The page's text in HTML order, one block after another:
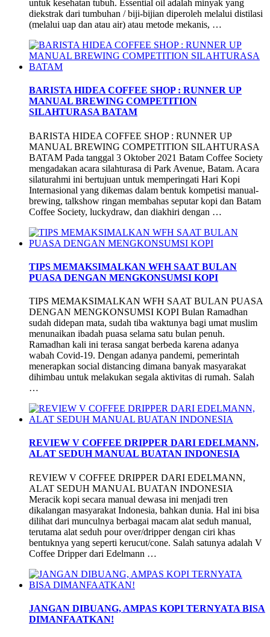
untuk kesehatan tubuh. Essential oil adalah minyak yang
diekstrak dari tumbuhan / biji-bijian diperoleh melalui distilasi
(melalui uap dan atau air) atau metode mekanis, …
BARISTA HIDEA COFFEE SHOP : RUNNER UP
MANUAL BREWING COMPETITION
SILAHTURASA BATAM
BARISTA HIDEA COFFEE SHOP : RUNNER UP
MANUAL BREWING COMPETITION SILAHTURASA
BATAM Pada tanggal 3 Oktober 2021 Batam Coffee Society
mengadakan acara silahturasa di Park Avenue, Batam. Acara
silaturahmi ini bertujuan untuk memperingati Hari Kopi
Internasional yang dikemas dalam bentuk kompetisi manual-
brewing, talkshow ringan membahas seputar kopi dan Batam
Coffee Society, luckydraw, dan diakhiri dengan …
TIPS MEMAKSIMALKAN WFH SAAT BULAN
PUASA DENGAN MENGKONSUMSI KOPI
TIPS MEMAKSIMALKAN WFH SAAT BULAN PUASA
DENGAN MENGKONSUMSI KOPI Bulan Ramadhan
sudah didepan mata, sudah tiba waktunya bagi umat muslim
menunaikan ibadah puasa selama satu bulan penuh.
Ramadhan kali ini terasa sangat berbeda karena adanya
wabah Covid-19. Dengan adanya pandemi, pemerintah
menerapkan social distancing dimana banyak masyarakat
dihimbau untuk melakukan segala aktivitas di rumah. Salah
…
REVIEW V COFFEE DRIPPER DARI EDELMANN,
ALAT SEDUH MANUAL BUATAN INDONESIA
REVIEW V COFFEE DRIPPER DARI EDELMANN,
ALAT SEDUH MANUAL BUATAN INDONESIA
Meracik kopi secara manual dewasa ini menjadi tren
dikalangan masyarakat Indonesia, bahkan dunia. Hal ini bisa
dilihat dari munculnya berbagai macam alat seduh manual,
terutama alat seduh pour over/dripper dengan ciri khas
bentuknya yang seperti kerucut/cone. Salah satunya adalah V
Coffee Dripper dari Edelmann …
JANGAN DIBUANG, AMPAS KOPI TERNYATA BISA
DIMANFAATKAN!